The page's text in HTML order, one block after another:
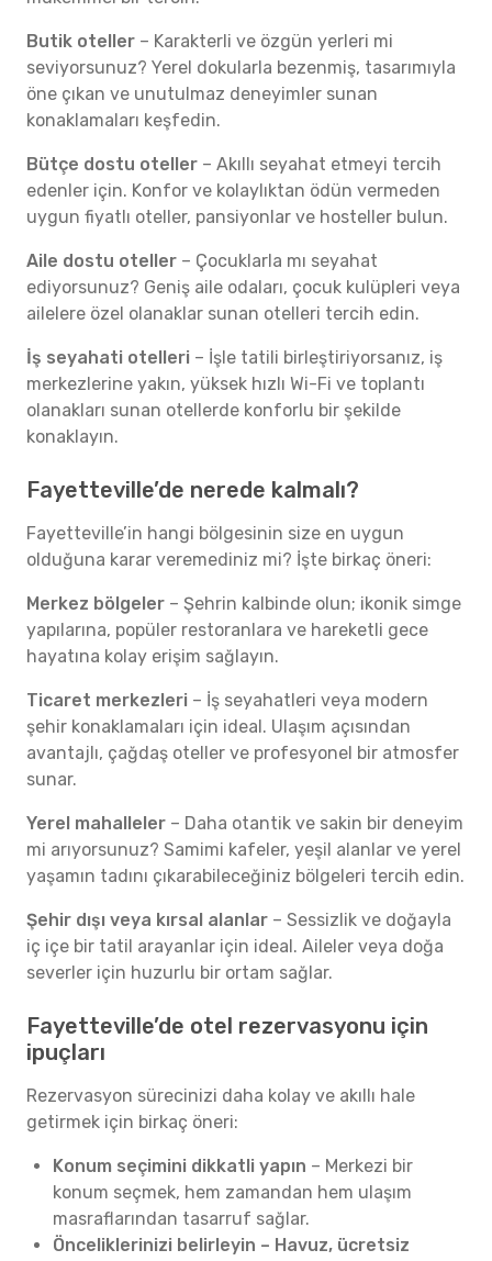
Butik oteller – Karakterli ve özgün yerleri mi
seviyorsunuz? Yerel dokularla bezenmiş, tasarımıyla
öne çıkan ve unutulmaz deneyimler sunan
konaklamaları keşfedin.
Bütçe dostu oteller – Akıllı seyahat etmeyi tercih
edenler için. Konfor ve kolaylıktan ödün vermeden
uygun fiyatlı oteller, pansiyonlar ve hosteller bulun.
Aile dostu oteller – Çocuklarla mı seyahat
ediyorsunuz? Geniş aile odaları, çocuk kulüpleri veya
ailelere özel olanaklar sunan otelleri tercih edin.
İş seyahati otelleri – İşle tatili birleştiriyorsanız, iş
merkezlerine yakın, yüksek hızlı Wi-Fi ve toplantı
olanakları sunan otellerde konforlu bir şekilde
konaklayın.
Fayetteville’de nerede kalmalı?
Fayetteville’in hangi bölgesinin size en uygun
olduğuna karar veremediniz mi? İşte birkaç öneri:
Merkez bölgeler – Şehrin kalbinde olun; ikonik simge
yapılarına, popüler restoranlara ve hareketli gece
hayatına kolay erişim sağlayın.
Ticaret merkezleri – İş seyahatleri veya modern
şehir konaklamaları için ideal. Ulaşım açısından
avantajlı, çağdaş oteller ve profesyonel bir atmosfer
sunar.
Yerel mahalleler – Daha otantik ve sakin bir deneyim
mi arıyorsunuz? Samimi kafeler, yeşil alanlar ve yerel
yaşamın tadını çıkarabileceğiniz bölgeleri tercih edin.
Şehir dışı veya kırsal alanlar – Sessizlik ve doğayla
iç içe bir tatil arayanlar için ideal. Aileler veya doğa
severler için huzurlu bir ortam sağlar.
Fayetteville’de otel rezervasyonu için
ipuçları
Rezervasyon sürecinizi daha kolay ve akıllı hale
getirmek için birkaç öneri:
Konum seçimini dikkatli yapın – Merkezi bir
konum seçmek, hem zamandan hem ulaşım
masraflarından tasarruf sağlar.
Önceliklerinizi belirleyin – Havuz, ücretsiz